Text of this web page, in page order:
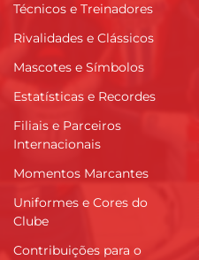
Técnicos e Treinadores
Rivalidades e Clássicos
Mascotes e Símbolos
Estatísticas e Recordes
Filiais e Parceiros
Internacionais
Momentos Marcantes
Uniformes e Cores do
Clube
Contribuições para o